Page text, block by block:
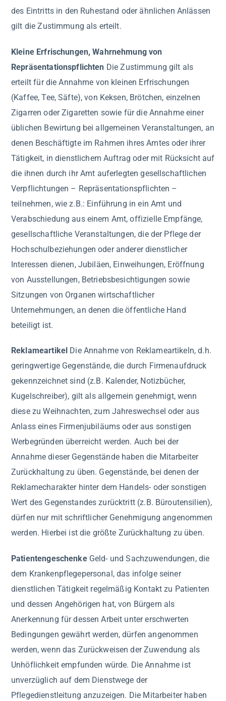
des Eintritts in den Ruhestand oder ähnlichen Anlässen
gilt die Zustimmung als erteilt.
Kleine Erfrischungen, Wahrnehmung von
Repräsentationspflichten Die Zustimmung gilt als
erteilt für die Annahme von kleinen Erfrischungen
(Kaffee, Tee, Säfte), von Keksen, Brötchen, einzelnen
Zigarren oder Zigaretten sowie für die Annahme einer
üblichen Bewirtung bei allgemeinen Veranstaltungen, an
denen Beschäftigte im Rahmen ihres Amtes oder ihrer
Tätigkeit, in dienstlichem Auftrag oder mit Rücksicht auf
die ihnen durch ihr Amt auferlegten gesellschaftlichen
Verpflichtungen – Repräsentationspflichten –
teilnehmen, wie z.B.: Einführung in ein Amt und
Verabschiedung aus einem Amt, offizielle Empfänge,
gesellschaftliche Veranstaltungen, die der Pflege der
Hochschulbeziehungen oder anderer dienstlicher
Interessen dienen, Jubiläen, Einweihungen, Eröffnung
von Ausstellungen, Betriebsbesichtigungen sowie
Sitzungen von Organen wirtschaftlicher
Unternehmungen, an denen die öffentliche Hand
beteiligt ist.
Reklameartikel Die Annahme von Reklameartikeln, d.h.
geringwertige Gegenstände, die durch Firmenaufdruck
gekennzeichnet sind (z.B. Kalender, Notizbücher,
Kugelschreiber), gilt als allgemein genehmigt, wenn
diese zu Weihnachten, zum Jahreswechsel oder aus
Anlass eines Firmenjubiläums oder aus sonstigen
Werbegründen überreicht werden. Auch bei der
Annahme dieser Gegenstände haben die Mitarbeiter
Zurückhaltung zu üben. Gegenstände, bei denen der
Reklamecharakter hinter dem Handels- oder sonstigen
Wert des Gegenstandes zurücktritt (z.B. Büroutensilien),
dürfen nur mit schriftlicher Genehmigung angenommen
werden. Hierbei ist die größte Zurückhaltung zu üben.
PatientengeschenkeGeld- und Sachzuwendungen, die
dem Krankenpflegepersonal, das infolge seiner
dienstlichen Tätigkeit regelmäßig Kontakt zu Patienten
und dessen Angehörigen hat, von Bürgern als
Anerkennung für dessen Arbeit unter erschwerten
Bedingungen gewährt werden, dürfen angenommen
werden, wenn das Zurückweisen der Zuwendung als
Unhöflichkeit empfunden würde. Die Annahme ist
unverzüglich auf dem Dienstwege der
Pflegedienstleitung anzuzeigen. Die Mitarbeiter haben